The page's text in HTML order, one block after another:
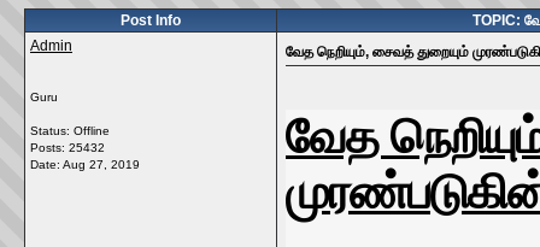
Post Info
TOPIC:
Admin
Guru
Status: Offline
Posts: 25432
Date: Aug 27, 2019
வேத நெறியும், சைவத் துறையும்
வேத